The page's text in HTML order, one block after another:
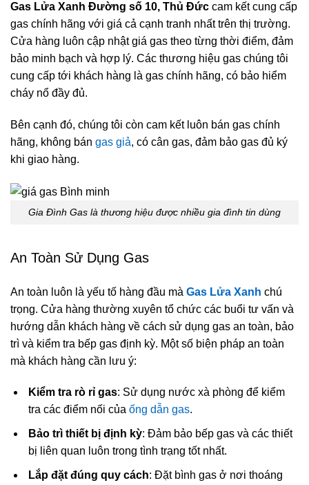
Gas Lửa Xanh Đường số 10, Thủ Đức cam kết cung cấp
gas chính hãng với giá cả cạnh tranh nhất trên thị trường.
Cửa hàng luôn cập nhật giá gas theo từng thời điểm, đảm
bảo minh bạch và hợp lý. Các thương hiệu gas chúng tôi
cung cấp tới khách hàng là gas chính hãng, có bảo hiểm
cháy nổ đầy đủ.
Bên cạnh đó, chúng tôi còn cam kết luôn bán gas chính
hãng, không bán gas giả, có cân gas, đảm bảo gas đủ ký
khi giao hàng.
Gia Đình Gas là thương hiệu được nhiều gia đình tin dùng
An Toàn Sử Dụng Gas
An toàn luôn là yếu tố hàng đầu mà Gas Lửa Xanh chú
trọng. Cửa hàng thường xuyên tổ chức các buổi tư vấn và
hướng dẫn khách hàng về cách sử dụng gas an toàn, bảo
trì và kiểm tra bếp gas định kỳ. Một số biện pháp an toàn
mà khách hàng cần lưu ý:
Kiểm tra rò rỉ gas: Sử dụng nước xà phòng để kiểm
tra các điểm nối của ống dẫn gas.
Bảo trì thiết bị định kỳ: Đảm bảo bếp gas và các thiết
bị liên quan luôn trong tình trạng tốt nhất.
Lắp đặt đúng quy cách: Đặt bình gas ở nơi thoáng